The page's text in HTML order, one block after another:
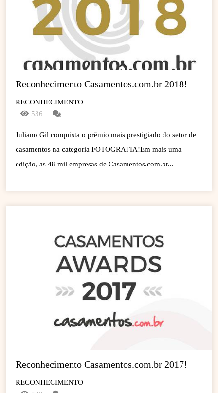
Reconhecimento Casamentos.com.br 2018!
RECONHECIMENTO
536
Juliano Gil conquista o prêmio mais prestigiado do setor de
casamentos na categoria FOTOGRAFIA!Em mais uma
edição, as 48 mil empresas de Casamentos.com.br...
Reconhecimento Casamentos.com.br 2017!
RECONHECIMENTO